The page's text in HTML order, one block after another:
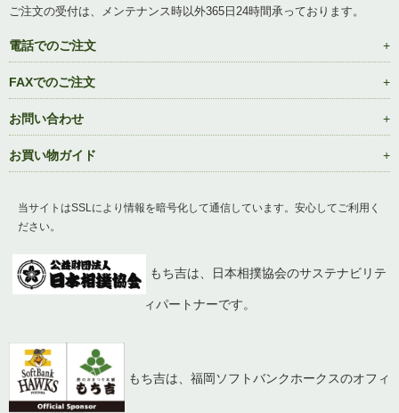
ご注文の受付は、メンテナンス時以外365日24時間承っております。
電話でのご注文
FAXでのご注文
お問い合わせ
お買い物ガイド
当サイトはSSLにより情報を暗号化して通信しています。安心してご利用く
ださい。
もち吉は、日本相撲協会のサステナビリテ
ィパートナーです。
もち吉は、福岡ソフトバンクホークスのオフィ